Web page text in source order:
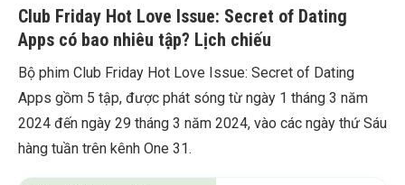
Club Friday Hot Love Issue: Secret of Dating
Apps có bao nhiêu tập? Lịch chiếu
Bộ phim Club Friday Hot Love Issue: Secret of Dating
Apps gồm 5 tập, được phát sóng từ ngày 1 tháng 3 năm
2024 đến ngày 29 tháng 3 năm 2024, vào các ngày thứ Sáu
hàng tuần trên kênh One 31.